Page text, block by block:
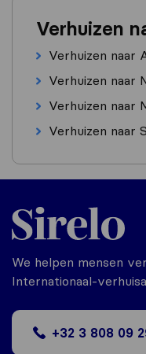
Verhuizen
Verhuizen naar
Verhuizen naar
Verhuizen naar
Verhuizen naar
We helpen mensen
Internationaal-
+32 3 808 09